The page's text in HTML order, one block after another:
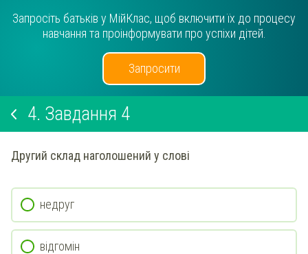
Запросіть батьків у МійКлас, щоб включити їх до процесу
навчання та проінформувати про успіхи дітей.
Запросити
4. Завдання 4
Другий склад наголошений у слові
недруг
відгомін